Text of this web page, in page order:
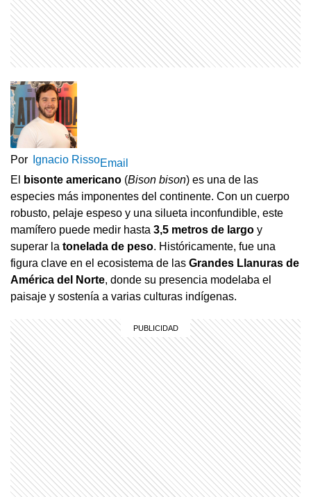
Por Ignacio RissoEmail
El
bisonte americano (Bison bison) es una de las
especies más imponentes del continente. Con un cuerpo
robusto, pelaje espeso y una silueta inconfundible, este
mamífero puede medir hasta 3,5 metros de largo y
superar la tonelada de peso. Históricamente, fue una
figura clave en el ecosistema de las Grandes Llanuras de
América del Norte, donde su presencia modelaba el
paisaje y sostenía a varias culturas indígenas.